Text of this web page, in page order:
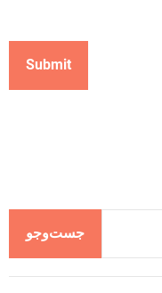
جست‌وجو